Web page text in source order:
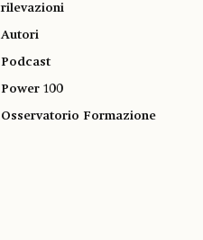
rilevazioni
Autori
Podcast
Power 100
Osservatorio Formazione